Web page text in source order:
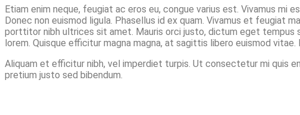
Etiam enim neque, feugiat ac eros eu, congue varius est. Vivamus
Donec non euismod ligula. Phasellus id ex quam. Vivamus et feugiat
porttitor nibh ultrices sit amet. Mauris orci justo, dictum eget
lorem. Quisque efficitur magna magna, at sagittis libero euismod
Aliquam et efficitur nibh, vel imperdiet turpis. Ut consectetur mi quis
pretium justo sed bibendum.